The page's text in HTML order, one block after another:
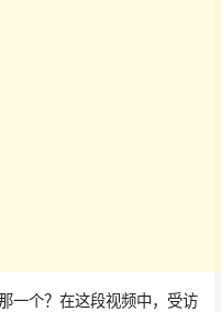
一个？在这段视频中，受访